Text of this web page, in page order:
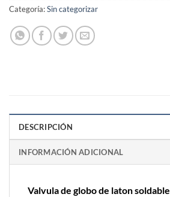
Categoría:Sin categorizar
DESCRIPCIÓN
INFORMACIÓN ADICIONAL
Valvula de globo de laton